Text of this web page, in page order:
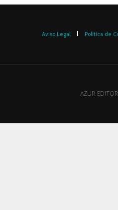
Aviso Legal Política de
AZUR